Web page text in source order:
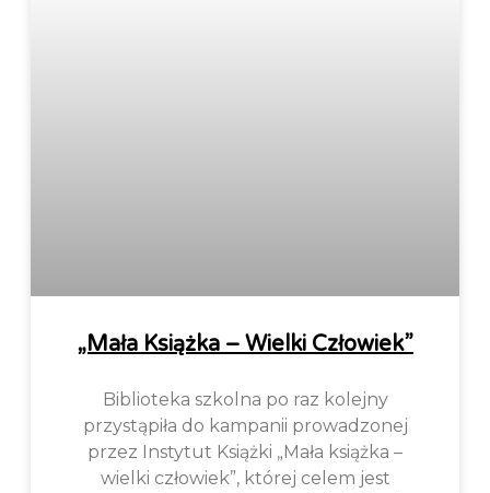
„Mała Książka – Wielki Człowiek”
Biblioteka szkolna po raz kolejny
przystąpiła do kampanii prowadzonej
przez Instytut Książki „Mała książka –
wielki człowiek”, której celem jest